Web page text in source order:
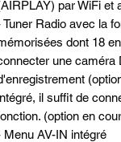
par WiFi et
Tuner Radio avec la
dont 18
une caméra
il suffit de
(option en
Menu AV-IN intégré